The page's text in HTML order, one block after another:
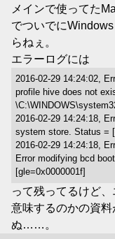
メインで使ってた
でついでに
らねぇ。
エラーログには
2016-02-29 14:24:02,
profile hive does not
2016-02-29 14:24:18,
system store. Status =
2016-02-29 14:24:18,
Error modifying bcd
[gle=0x0000001f]
って残ってるけど
意味するのかの資
ぬ……。